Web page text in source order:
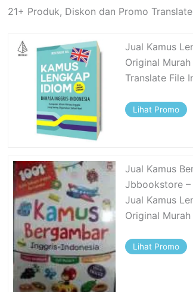
21+ Produk, Diskon dan Promo
Jual Kamus
Original
Translate File
Lihat Promo
Jual Kamus
Jbbookstore –
Jual Kamus
Original
Lihat Promo